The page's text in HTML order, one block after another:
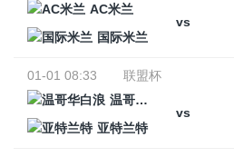
AC米兰
vs
国际米兰
01-01 08:33
联盟杯
温哥华白浪
vs
亚特兰特